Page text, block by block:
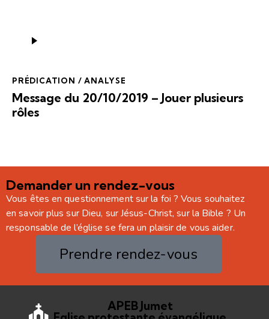
audio
PRÉDICATION / ANALYSE
Message du 20/10/2019 – Jouer plusieurs
rôles
Demander un rendez-vous
Vous êtes en questionnement sur la foi ? Vous souhaitez
en savoir plus sur Dieu, sur Jésus-Christ, sur la Bible ? Un
responsable de l’église se fera un plaisir de vous aider.
Prendre rendez-vous
APEB Jumet